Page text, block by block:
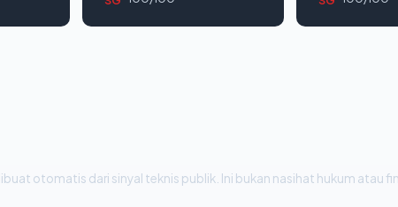
otomatis dari sinyal teknis publik. Ini bukan nasihat hukum atau